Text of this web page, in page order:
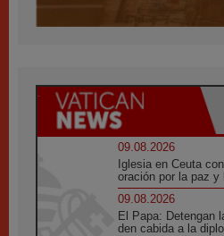
09.08.2026
Iglesia en Ceuta
oración por la paz y
09.08.2026
El Papa: Detengan
den cabida a la